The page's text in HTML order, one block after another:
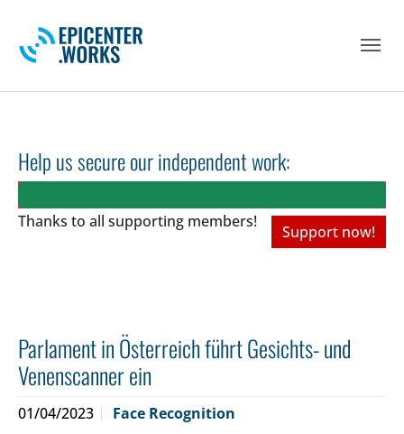
Help us secure our independent work:
Thanks to all supporting members!
Support now!
Parlament in Österreich führt Gesichts- und
Venenscanner ein
01/04/2023
Face Recognition